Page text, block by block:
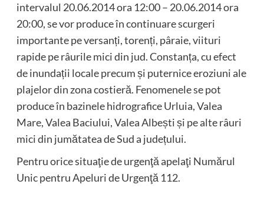
intervalul 20.06.2014 ora 12:00 – 20.06.2014 ora
20:00, se vor produce în continuare scurgeri
importante pe versanți, torenți, pâraie, viituri
rapide pe râurile mici din jud. Constanța, cu efect
de inundații locale precum și puternice eroziuni ale
plajelor din zona costieră. Fenomenele se pot
produce în bazinele hidrografice Urluia, Valea
Mare, Valea Baciului, Valea Albești și pe alte râuri
mici din jumătatea de Sud a județului.
Pentru orice situaţie de urgenţă apelaţi Numărul
Unic pentru Apeluri de Urgenţă 112.